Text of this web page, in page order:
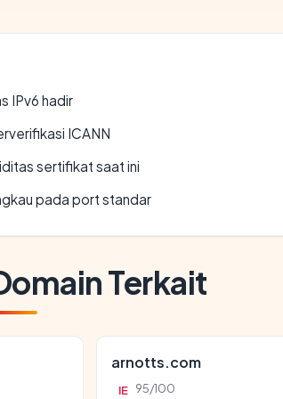
IPv6 hadir
ICANN
sertifikat saat ini
pada port standar
Terkait
arnotts.com
IE 95/100